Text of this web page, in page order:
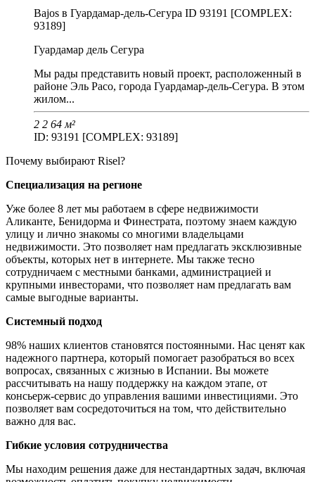
Bajos в Гуардамар-дель-Сегура ID 93191 [COMPLEX:
93189]
Гуардамар дель Сегура
Мы рады представить новый проект, расположенный в
районе Эль Расо, города Гуардамар-дель-Сегура. В этом
жилом...
2 2 64 м²
ID: 93191 [COMPLEX: 93189]
Почему выбирают Risel?
Специализация на регионе
Уже более 8 лет мы работаем в сфере недвижимости
Аликанте, Бенидорма и Финестрата, поэтому знаем каждую
улицу и лично знакомы со многими владельцами
недвижимости. Это позволяет нам предлагать эксклюзивные
объекты, которых нет в интернете. Мы также тесно
сотрудничаем с местными банками, администрацией и
крупными инвесторами, что позволяет нам предлагать вам
самые выгодные варианты.
Системный подход
98% наших клиентов становятся постоянными. Нас ценят как
надежного партнера, который помогает разобраться во всех
вопросах, связанных с жизнью в Испании. Вы можете
рассчитывать на нашу поддержку на каждом этапе, от
консьерж-сервис до управления вашими инвестициями. Это
позволяет вам сосредоточиться на том, что действительно
важно для вас.
Гибкие условия сотрудничества
Мы находим решения даже для нестандартных задач, включая